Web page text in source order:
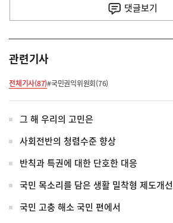
댓글보기
관련기사
전체기사(87)#국민권익위원회(76)
그 해 우리의 고민은
사회전반의 청렴수준 향상
반칙과 특권에 대한 단호한 대응
국민 목소리를 담은 생활 밀착형 제도개선
국민 고충 해소 국민 편에서